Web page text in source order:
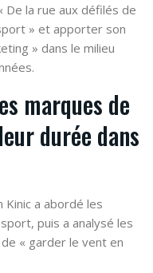
De la rue aux défilés de
» et apporter son
» dans le milieu
marques de
durée dans
Kinic a abordé les
puis a analysé les
« garder le vent en